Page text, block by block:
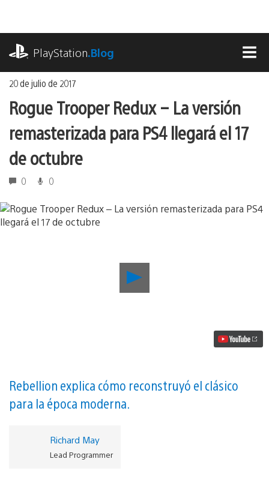
contenido
PlayStation.Blog
20 de julio de 2017
Rogue Trooper Redux – La versión
remasterizada para PS4 llegará el 17
de octubre
0 0
Trooper
llegará
el
Rebellion explica cómo reconstruyó el clásico
para la época moderna.
Richard May
Lead Programmer